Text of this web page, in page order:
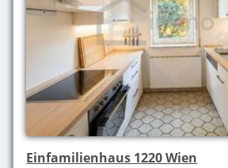
Einfamilienhaus 1220 Wien